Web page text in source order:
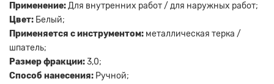
Применение:Для внутренних работ / для наружных работ;
Цвет: Белый;
Применяется с инструментом: металлическая терка /
шпатель;
Размер фракции:3,0;
Способ нанесения: Ручной;